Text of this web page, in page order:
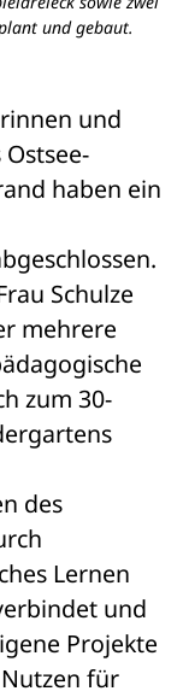
und gebaut.
und
haben ein
Schulze
mehrere
zum 30-
des
Lernen
und
Projekte
für